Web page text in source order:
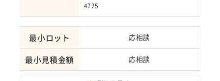
4725
最小ロット 応相談
最小見積金額 応相談